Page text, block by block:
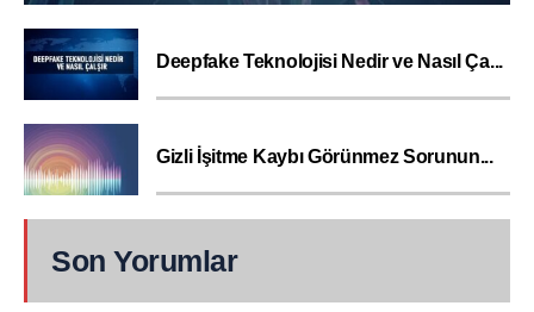
Deepfake Teknolojisi Nedir ve Nasıl Ça...
Gizli İşitme Kaybı Görünmez Sorunun...
Son Yorumlar